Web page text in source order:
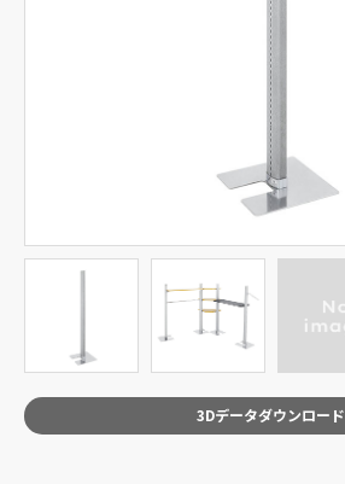
3Dデータダウンロード